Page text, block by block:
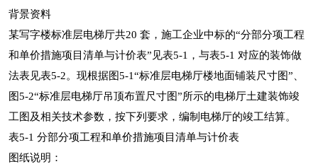
背景资料
某写字楼标准层电梯厅共20 套，施工企业中标的“分部分项工程
和单价措施项目清单与计价表”见表5-1，与表5-1 对应的装饰做
法表见表5-2。现根据图5-1“标准层电梯厅楼地面铺装尺寸图”、
图5-2“标准层电梯厅吊顶布置尺寸图”所示的电梯厅土建装饰竣
工图及相关技术参数，按下列要求，编制电梯厅的竣工结算。
表5-1 分部分项工程和单价措施项目清单与计价表
图纸说明：